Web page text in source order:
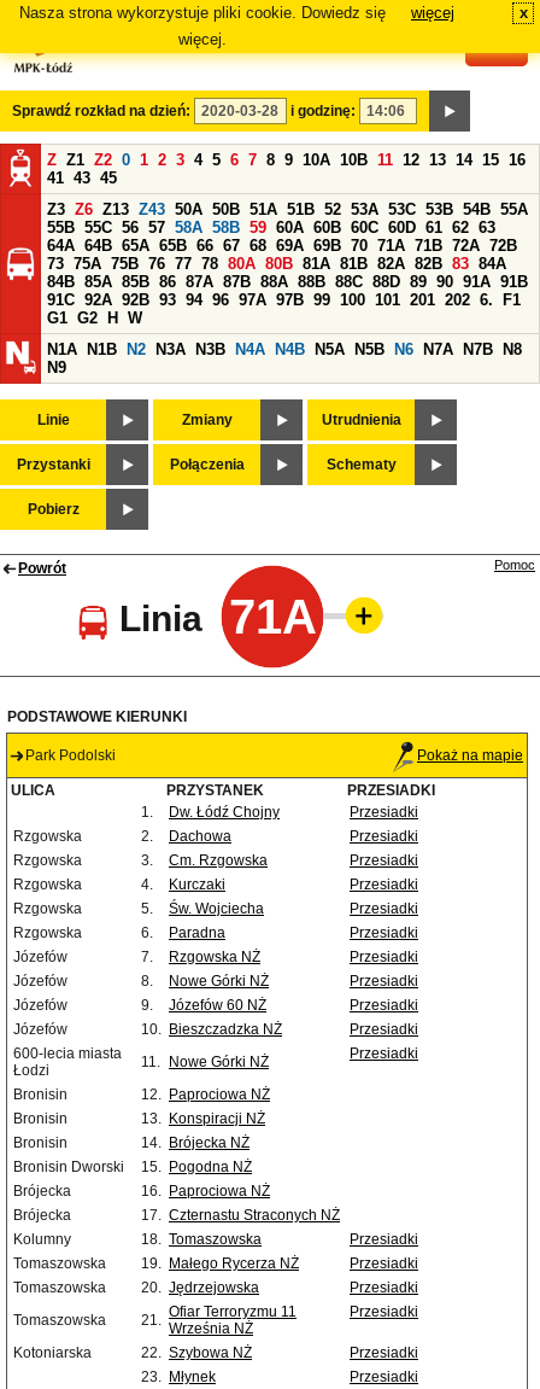
Nasza strona wykorzystuje pliki cookie. Dowiedz się
więcej.
więcej x
Sprawdź rozkład na dzień: i godzinę:
Z Z1 Z2 0 1 2 3 4 5 6 7 8 9 10A 10B 11 12 13 14 15 16
41 43 45
Z3 Z6 Z13 Z43 50A 50B 51A 51B 52 53A 53C 53B 54B 55A
55B 55C 56 57 58A 58B 59 60A 60B 60C 60D 61 62 63
64A 64B 65A 65B 66 67 68 69A 69B 70 71A 71B 72A 72B
73 75A 75B 76 77 78 80A 80B 81A 81B 82A 82B 83 84A
84B 85A 85B 86 87A 87B 88A 88B 88C 88D 89 90 91A 91B
91C 92A 92B 93 94 96 97A 97B 99 100 101 201 202 6.
F1
G1 G2 H
W
N1A
N1B N2 N3A N3B N4A N4B N5A N5B N6 N7A N7B
N8
N9
Linie Zmiany Utrudnienia
Przystanki Połączenia Schematy
Pobierz
Powrót
Linia 71A
Pomoc
PODSTAWOWE KIERUNKI
Park Podolski Pokaż na mapie
ULICA PRZYSTANEK
PRZESIADKI
1.
Dw. Łódź Chojny
Przesiadki
Rzgowska
2. Dachowa
Przesiadki
Rzgowska
3. Cm. Rzgowska
Przesiadki
Rzgowska
4. Kurczaki
Przesiadki
Rzgowska
5. Św. Wojciecha
Przesiadki
Rzgowska
6. Paradna
Przesiadki
Józefów
7. Rzgowska NŻ
Przesiadki
Józefów
8. Nowe Górki NŻ
Przesiadki
Józefów
9. Józefów 60 NŻ
Przesiadki
Józefów
10. Bieszczadzka NŻ
Przesiadki
600-lecia miasta
Łodzi
11. Nowe Górki NŻ Przesiadki
Bronisin 12. Paprociowa NŻ
Bronisin
13. Konspiracji NŻ
Bronisin
14. Brójecka NŻ
Bronisin Dworski
15. Pogodna NŻ
Brójecka
16. Paprociowa NŻ
Brójecka
17. Czternastu Straconych NŻ
Kolumny
18. Tomaszowska
Przesiadki
Tomaszowska
19. Małego Rycerza NŻ
Przesiadki
Tomaszowska
20. Jędrzejowska
Przesiadki
Tomaszowska
21. Ofiar Terroryzmu 11
Września NŻ
Przesiadki
Kotoniarska 22. Szybowa NŻ
Przesiadki
23. Młynek
Przesiadki